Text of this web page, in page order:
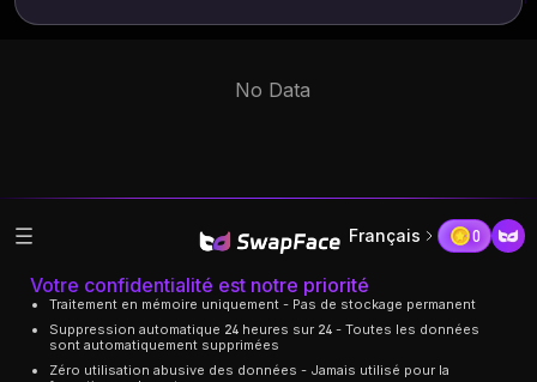
Français 0
Votre confidentialité est notre priorité
Traitement en mémoire uniquement - Pas de stockage permanent
Suppression automatique 24 heures sur 24 - Toutes les données
sont automatiquement supprimées
Zéro utilisation abusive des données - Jamais utilisé pour la